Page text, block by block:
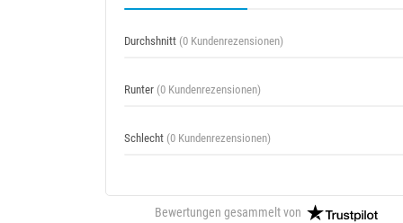
Durchshnitt (0 Kundenrezensionen)
Runter (0 Kundenrezensionen)
Schlecht (0 Kundenrezensionen)
Bewertungen gesammelt von